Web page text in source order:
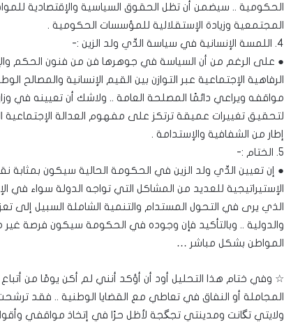
الحكومية .. سيضمن أن تظل الحقوق السياسية والإقتصادية
المجتمعية وزيادة الإستقلالية للمؤسسات الحكومية .
4. اللمسة الإنسانية في سياسة الدِّي ولد الزين :-
● على الرغم من أن السياسة في جوهرها فن من فنون الحكم
الرفاهية الإجتماعية عبر التوازن بين القيم الإنسانية
مواقفه ويراعي دائمًا المصلحة العامة .. ولاشك أن تعيينه في
لتحقيق تغييرات عميقة ترتكز على مفهوم العدالة
إطار من الشفافية والإستدامة .
5. الختام :-
● إن تعيين الدِّي ولد الزين في الحكومة الحالية سيكون
الإستيراتيجية للعديد من المشاكل التي تواجه الدولة سواء في
الذي يرى في التحول المستدام والتنمية الشاملة السبيل إلى
والدولية .. وبالتأكيد فإن وجوده في الحكومة سيكون فرصة
المواطن بشكل مباشر …
☆ وفي ختام هذا التحليل أود أن أؤكد أنني لم أكن يومًا من
المجاملة أو النفاق في تعاطي مع القضايا الوطنية .. فقد
ولايتي تگانت ومدينتي تجگجة لأظل حرًا في إتخاذ مواقفي